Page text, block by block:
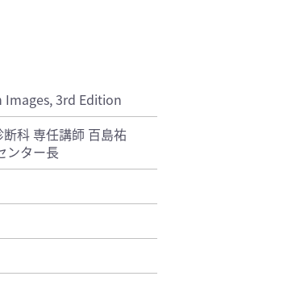
Images, 3rd Edition
科 専任講師 百島祐
ンター長